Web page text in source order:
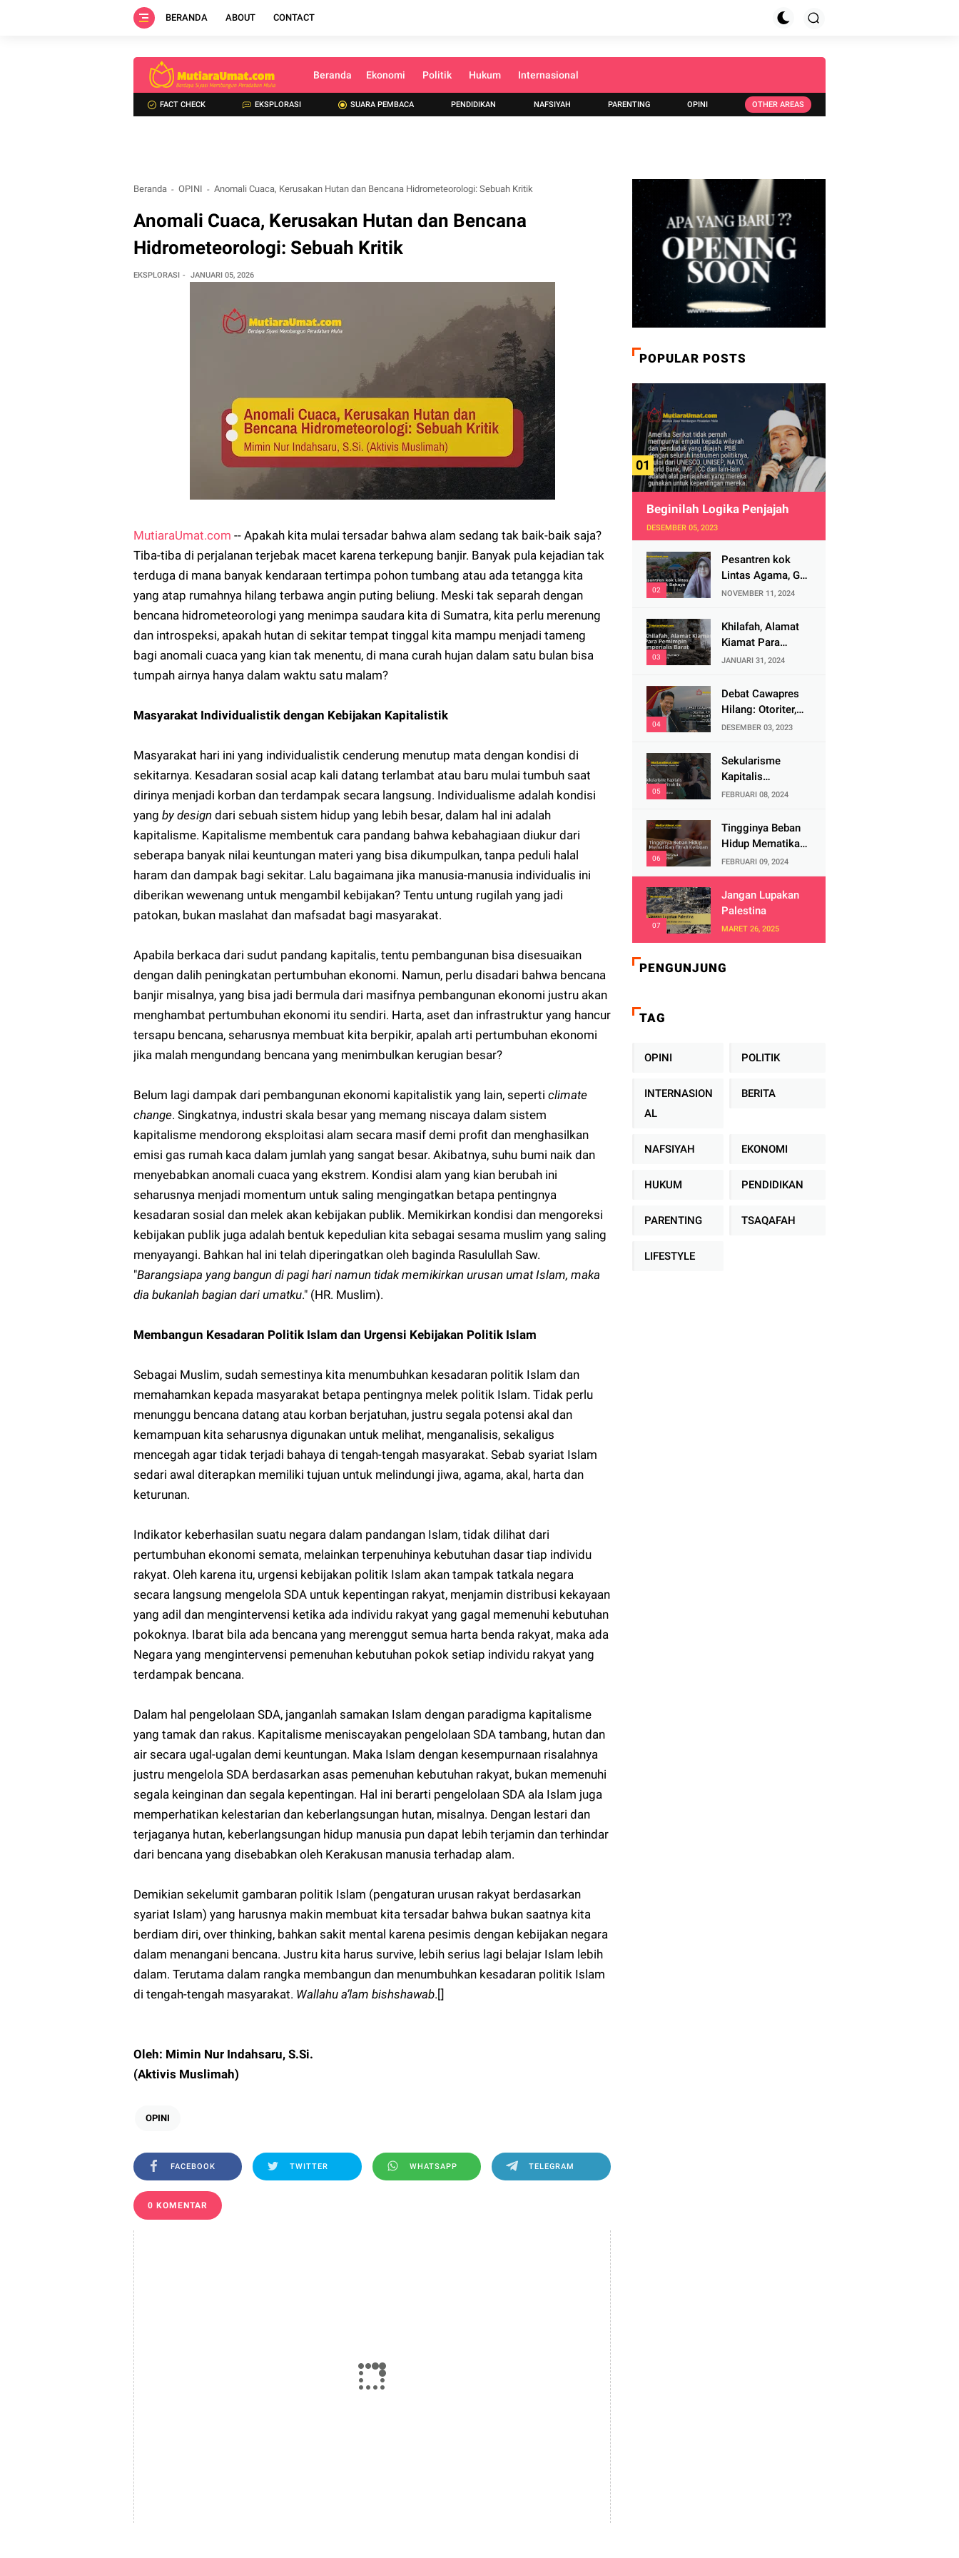
BERANDA ABOUT CONTACT
Beranda Ekonomi Politik Hukum Internasional
FACT CHECK EKSPLORASI SUARA PEMBACA PENDIDIKAN NAFSIYAH PARENTING OPINI OTHER AREAS
Beranda OPINI Anomali Cuaca, Kerusakan Hutan dan Bencana Hidrometeorologi: Sebuah Kritik
Anomali Cuaca, Kerusakan Hutan dan Bencana
Hidrometeorologi: Sebuah Kritik
EKSPLORASI JANUARI 05, 2026
MutiaraUmat.com -- Apakah kita mulai tersadar bahwa alam sedang tak baik-baik saja?
Tiba-tiba di perjalanan terjebak macet karena terkepung banjir. Banyak pula kejadian tak
terduga di mana banyak kendaraan tertimpa pohon tumbang atau ada tetangga kita
yang atap rumahnya hilang terbawa angin puting beliung. Meski tak separah dengan
bencana hidrometeorologi yang menimpa saudara kita di Sumatra, kita perlu merenung
dan introspeksi, apakah hutan di sekitar tempat tinggal kita mampu menjadi tameng
bagi anomali cuaca yang kian tak menentu, di mana curah hujan dalam satu bulan bisa
tumpah airnya hanya dalam waktu satu malam?
Masyarakat Individualistik dengan Kebijakan Kapitalistik
Masyarakat hari ini yang individualistik cenderung menutup mata dengan kondisi di
sekitarnya. Kesadaran sosial acap kali datang terlambat atau baru mulai tumbuh saat
dirinya menjadi korban dan terdampak secara langsung. Individualisme adalah kondisi
yang by design dari sebuah sistem hidup yang lebih besar, dalam hal ini adalah
kapitalisme. Kapitalisme membentuk cara pandang bahwa kebahagiaan diukur dari
seberapa banyak nilai keuntungan materi yang bisa dikumpulkan, tanpa peduli halal
haram dan dampak bagi sekitar. Lalu bagaimana jika manusia-manusia individualis ini
diberikan wewenang untuk mengambil kebijakan? Tentu untung rugilah yang jadi
patokan, bukan maslahat dan mafsadat bagi masyarakat.
Apabila berkaca dari sudut pandang kapitalis, tentu pembangunan bisa disesuaikan
dengan dalih peningkatan pertumbuhan ekonomi. Namun, perlu disadari bahwa bencana
banjir misalnya, yang bisa jadi bermula dari masifnya pembangunan ekonomi justru akan
menghambat pertumbuhan ekonomi itu sendiri. Harta, aset dan infrastruktur yang hancur
tersapu bencana, seharusnya membuat kita berpikir, apalah arti pertumbuhan ekonomi
jika malah mengundang bencana yang menimbulkan kerugian besar?
Belum lagi dampak dari pembangunan ekonomi kapitalistik yang lain, seperti climate
change. Singkatnya, industri skala besar yang memang niscaya dalam sistem
kapitalisme mendorong eksploitasi alam secara masif demi profit dan menghasilkan
emisi gas rumah kaca dalam jumlah yang sangat besar. Akibatnya, suhu bumi naik dan
menyebabkan anomali cuaca yang ekstrem. Kondisi alam yang kian berubah ini
seharusnya menjadi momentum untuk saling mengingatkan betapa pentingnya
kesadaran sosial dan melek akan kebijakan publik. Memikirkan kondisi dan mengoreksi
kebijakan publik juga adalah bentuk kepedulian kita sebagai sesama muslim yang saling
menyayangi. Bahkan hal ini telah diperingatkan oleh baginda Rasulullah Saw.
"Barangsiapa yang bangun di pagi hari namun tidak memikirkan urusan umat Islam, maka
dia bukanlah bagian dari umatku." (HR. Muslim).
Membangun Kesadaran Politik Islam dan Urgensi Kebijakan Politik Islam
Sebagai Muslim, sudah semestinya kita menumbuhkan kesadaran politik Islam dan
memahamkan kepada masyarakat betapa pentingnya melek politik Islam. Tidak perlu
menunggu bencana datang atau korban berjatuhan, justru segala potensi akal dan
kemampuan kita seharusnya digunakan untuk melihat, menganalisis, sekaligus
mencegah agar tidak terjadi bahaya di tengah-tengah masyarakat. Sebab syariat Islam
sedari awal diterapkan memiliki tujuan untuk melindungi jiwa, agama, akal, harta dan
keturunan.
Indikator keberhasilan suatu negara dalam pandangan Islam, tidak dilihat dari
pertumbuhan ekonomi semata, melainkan terpenuhinya kebutuhan dasar tiap individu
rakyat. Oleh karena itu, urgensi kebijakan politik Islam akan tampak tatkala negara
secara langsung mengelola SDA untuk kepentingan rakyat, menjamin distribusi kekayaan
yang adil dan mengintervensi ketika ada individu rakyat yang gagal memenuhi kebutuhan
pokoknya. Ibarat bila ada bencana yang merenggut semua harta benda rakyat, maka ada
Negara yang mengintervensi pemenuhan kebutuhan pokok setiap individu rakyat yang
terdampak bencana.
Dalam hal pengelolaan SDA, janganlah samakan Islam dengan paradigma kapitalisme
yang tamak dan rakus. Kapitalisme meniscayakan pengelolaan SDA tambang, hutan dan
air secara ugal-ugalan demi keuntungan. Maka Islam dengan kesempurnaan risalahnya
justru mengelola SDA berdasarkan asas pemenuhan kebutuhan rakyat, bukan memenuhi
segala keinginan dan segala kepentingan. Hal ini berarti pengelolaan SDA ala Islam juga
memperhatikan kelestarian dan keberlangsungan hutan, misalnya. Dengan lestari dan
terjaganya hutan, keberlangsungan hidup manusia pun dapat lebih terjamin dan terhindar
dari bencana yang disebabkan oleh Kerakusan manusia terhadap alam.
Demikian sekelumit gambaran politik Islam (pengaturan urusan rakyat berdasarkan
syariat Islam) yang harusnya makin membuat kita tersadar bahwa bukan saatnya kita
berdiam diri, over thinking, bahkan sakit mental karena pesimis dengan kebijakan negara
dalam menangani bencana. Justru kita harus survive, lebih serius lagi belajar Islam lebih
dalam. Terutama dalam rangka membangun dan menumbuhkan kesadaran politik Islam
di tengah-tengah masyarakat. Wallahu a’lam bishshawab.[]
Oleh: Mimin Nur Indahsaru, S.Si.
(Aktivis Muslimah)
OPINI
FACEBOOK TWITTER WHATSAPP TELEGRAM
0 KOMENTAR
POPULAR POSTS
Beginilah Logika Penjajah
DESEMBER 05, 2023
Pesantren kok
Lintas Agama, Ga
Bahaya Tah?
NOVEMBER 11, 2024
Khilafah, Alamat
Kiamat Para
Pemimpin
JANUARI 31, 2024
Debat Cawapres
Hilang: Otoriter,
KPU Pengawal
Demokrasi?
DESEMBER 03, 2023
Sekularisme
Kapitalis
Mematikan Fitrah
FEBRUARI 08, 2024
Tingginya Beban
Hidup Mematikan
Fitrah Keibuan
FEBRUARI 09, 2024
Jangan Lupakan
Palestina
MARET 26, 2025
PENGUNJUNG
TAG
OPINI POLITIK
INTERNASION
AL
BERITA
NAFSIYAH EKONOMI
HUKUM PENDIDIKAN
PARENTING TSAQAFAH
LIFESTYLE